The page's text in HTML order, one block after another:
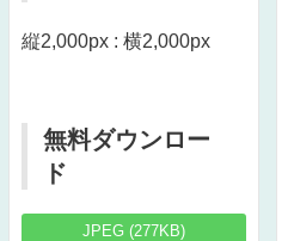
縦2,000px : 横2,000px
無料ダウンロー
ド
JPEG (277KB)